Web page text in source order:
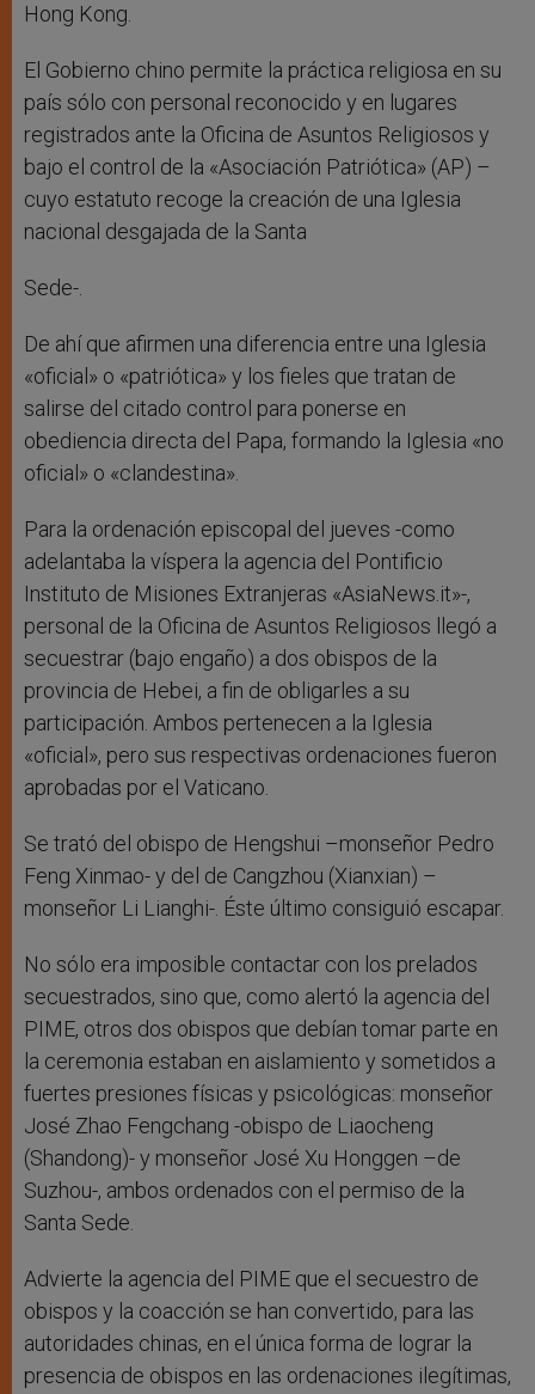
Hong Kong.
El Gobierno chino permite la práctica religiosa en su
país sólo con personal reconocido y en lugares
registrados ante la Oficina de Asuntos Religiosos y
bajo el control de la «Asociación Patriótica» (AP) –
cuyo estatuto recoge la creación de una Iglesia
nacional desgajada de la Santa
Sede-.
De ahí que afirmen una diferencia entre una Iglesia
«oficial» o «patriótica» y los fieles que tratan de
salirse del citado control para ponerse en
obediencia directa del Papa, formando la Iglesia «no
oficial» o «clandestina».
Para la ordenación episcopal del jueves -como
adelantaba la víspera la agencia del Pontificio
Instituto de Misiones Extranjeras «AsiaNews.it»-,
personal de la Oficina de Asuntos Religiosos llegó a
secuestrar (bajo engaño) a dos obispos de la
provincia de Hebei, a fin de obligarles a su
participación. Ambos pertenecen a la Iglesia
«oficial», pero sus respectivas ordenaciones fueron
aprobadas por el Vaticano.
Se trató del obispo de Hengshui –monseñor Pedro
Feng Xinmao- y del de Cangzhou (Xianxian) –
monseñor Li Lianghi-. Éste último consiguió escapar.
No sólo era imposible contactar con los prelados
secuestrados, sino que, como alertó la agencia del
PIME, otros dos obispos que debían tomar parte en
la ceremonia estaban en aislamiento y sometidos a
fuertes presiones físicas y psicológicas: monseñor
José Zhao Fengchang -obispo de Liaocheng
(Shandong)- y monseñor José Xu Honggen –de
Suzhou-, ambos ordenados con el permiso de la
Santa Sede.
Advierte la agencia del PIME que el secuestro de
obispos y la coacción se han convertido, para las
autoridades chinas, en el única forma de lograr la
presencia de obispos en las ordenaciones ilegítimas,